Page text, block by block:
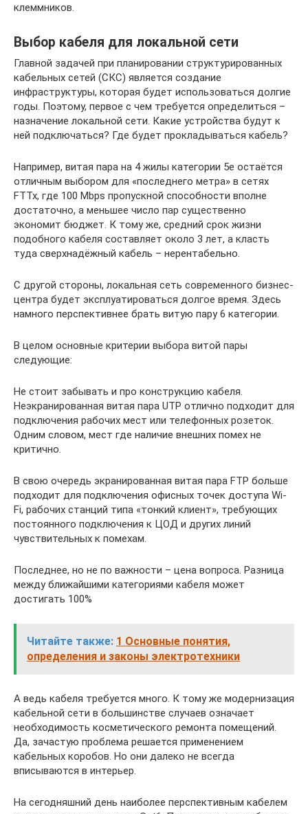
клеммников.
Выбор кабеля для локальной сети
Главной задачей при планировании структурированных
кабельных сетей (СКС) является создание
инфраструктуры, которая будет использоваться долгие
годы. Поэтому, первое с чем требуется определиться –
назначение локальной сети. Какие устройства будут к
ней подключаться? Где будет прокладываться кабель?
Например, витая пара на 4 жилы категории 5e остаётся
отличным выбором для «последнего метра» в сетях
FTTx, где 100 Mbps пропускной способности вполне
достаточно, а меньшее число пар существенно
экономит бюджет. К тому же, средний срок жизни
подобного кабеля составляет около 3 лет, а класть
туда сверхнадёжный кабель – нерентабельно.
С другой стороны, локальная сеть современного бизнес-
центра будет эксплуатироваться долгое время. Здесь
намного перспективнее брать витую пару 6 категории.
В целом основные критерии выбора витой пары
следующие:
Не стоит забывать и про конструкцию кабеля.
Неэкранированная витая пара UTP отлично подходит для
подключения рабочих мест или телефонных розеток.
Одним словом, мест где наличие внешних помех не
критично.
В свою очередь экранированная витая пара FTP больше
подходит для подключения офисных точек доступа Wi-
Fi, рабочих станций типа «тонкий клиент», требующих
постоянного подключения к ЦОД и других линий
чувствительных к помехам.
Последнее, но не по важности – цена вопроса. Разница
между ближайшими категориями кабеля может
достигать 100%
Читайте также: 1 Основные понятия,
определения и законы электротехники
А ведь кабеля требуется много. К тому же модернизация
кабельной сети в большинстве случаев означает
необходимость косметического ремонта помещений.
Да, зачастую проблема решается применением
кабельных коробов. Но они далеко не всегда
вписываются в интерьер.
На сегодняшний день наиболее перспективным кабелем